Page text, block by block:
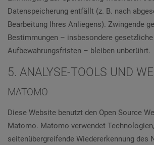
Datenspeicherung entfällt (z. B. nach
Bearbeitung Ihres Anliegens). Zwingende
Bestimmungen – insbesondere gesetzliche
Aufbewahrungsfristen – bleiben unberührt.
5. ANALYSE-TOOLS UND
MATOMO
Diese Website benutzt den Open Source
Matomo. Matomo verwendet
seitenübergreifende Wiedererkennung des